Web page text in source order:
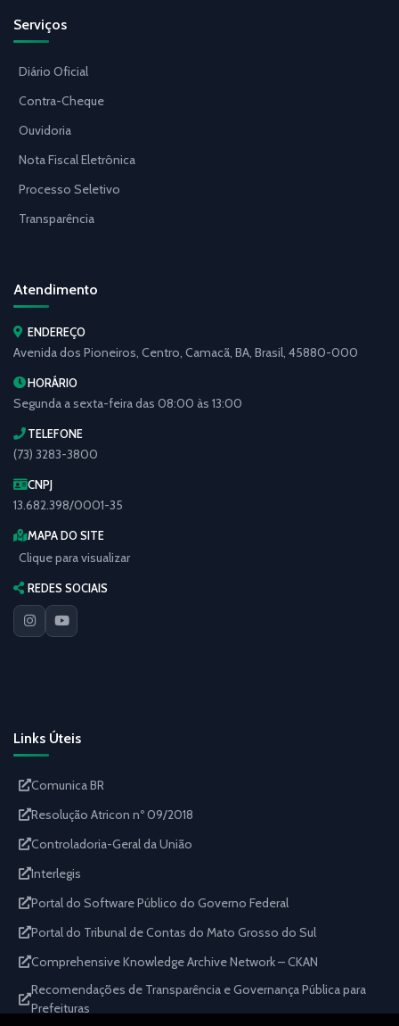
Serviços
Diário Oficial
Contra-Cheque
Ouvidoria
Nota Fiscal Eletrônica
Processo Seletivo
Transparência
Atendimento
ENDEREÇO
Avenida dos Pioneiros, Centro, Camacã, BA, Brasil, 45880-000
HORÁRIO
Segunda a sexta-feira das 08:00 às 13:00
TELEFONE
(73) 3283-3800
CNPJ
13.682.398/0001-35
MAPA DO SITE
Clique para visualizar
REDES SOCIAIS
Links Úteis
Comunica BR
Resolução Atricon nº 09/2018
Controladoria-Geral da União
Interlegis
Portal do Software Público do Governo Federal
Portal do Tribunal de Contas do Mato Grosso do Sul
Comprehensive Knowledge Archive Network – CKAN
Recomendações de Transparência e Governança Pública para
Prefeituras